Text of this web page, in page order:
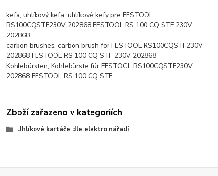
kefa, uhlíkový kefa, uhlíkové kefy pre FESTOOL
RS100CQSTF230V 202868 FESTOOL RS 100 CQ STF 230V
202868
carbon brushes, carbon brush for FESTOOL RS100CQSTF230V
202868 FESTOOL RS 100 CQ STF 230V 202868
Kohlebürsten, Kohlebürste für FESTOOL RS100CQSTF230V
202868 FESTOOL RS 100 CQ STF
Zboží zařazeno v kategoriích
Uhlíkové kartáče dle elektro nářadí